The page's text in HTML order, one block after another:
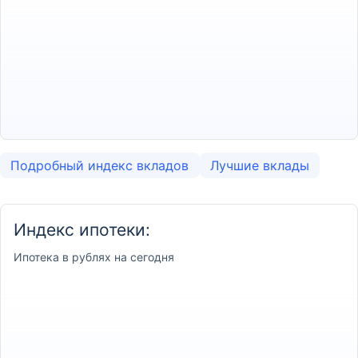
Подробный индекс вкладов Лучшие вклады
Индекс ипотеки:
Ипотека в рублях на сегодня